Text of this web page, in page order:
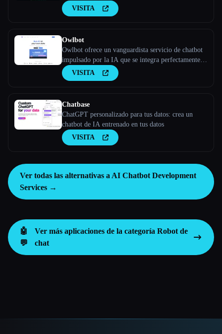
VISITA
Owlbot
Owlbot ofrece un vanguardista servicio de chatbot
impulsado por la IA que se integra perfectamente
con tus datos para ofrecer respuestas instantáneas
para ti, tus clientes o tu equipo.
VISITA
Chatbase
ChatGPT personalizado para tus datos: crea un
chatbot de IA entrenado en tus datos
VISITA
Ver todas las alternativas a AI Chatbot Development
Services →
🤖
💬
Ver más aplicaciones de la categoría Robot de
chat